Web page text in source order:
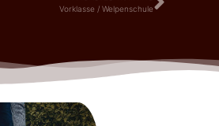
Vorklasse / Welpenschule